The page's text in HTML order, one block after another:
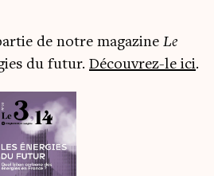
de notre maga­zine Le
du futur. Décou­vrez-le ici.